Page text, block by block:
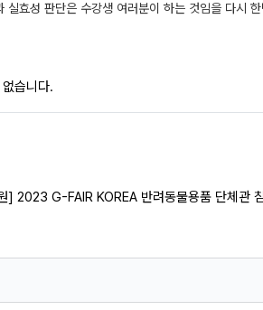
실효성 판단은 수강생 여러분이 하는 것임을 다시
습니다.
] 2023 G-FAIR KOREA 반려동물용품 단체관